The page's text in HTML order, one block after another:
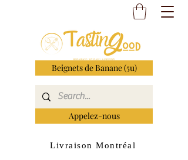
Beignets de Banane (5u)
Appelez-nous
Livraison Montréal